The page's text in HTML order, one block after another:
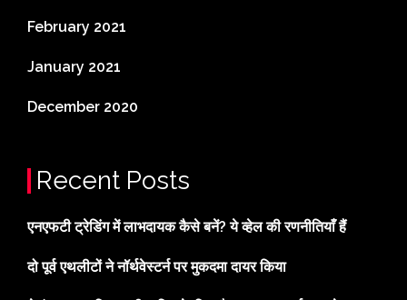
February 2021
January 2021
December 2020
Recent Posts
एनएफटी ट्रेडिंग में लाभदायक कैसे बनें? ये व्हेल की रणनीतियाँ हैं
दो पूर्व एथलीटों ने नॉर्थवेस्टर्न पर मुकदमा दायर किया